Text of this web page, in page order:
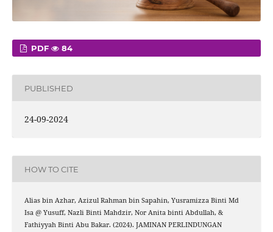
PDF 84
PUBLISHED
24-09-2024
HOW TO CITE
Alias bin Azhar, Azizul Rahman bin Sapahin, Yusramizza Binti Md
Isa @ Yusuff, Nazli Binti Mahdzir, Nor Anita binti Abdullah, &
Fathiyyah Binti Abu Bakar. (2024). JAMINAN PERLINDUNGAN